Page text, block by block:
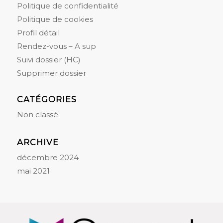
Politique de confidentialité
Politique de cookies
Profil détail
Rendez-vous – A sup
Suivi dossier (HC)
Supprimer dossier
CATÉGORIES
Non classé
ARCHIVE
décembre 2024
mai 2021